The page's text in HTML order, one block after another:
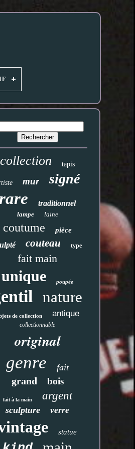
collection tapis
mur signé
rare traditionnel
lampe laine
coutume pièce
couteau type
fait main
unique poupée
nature
de collection antique
collectionnable
original
genre fait
grand bois
fait à la main argent
sculpture verre
statue